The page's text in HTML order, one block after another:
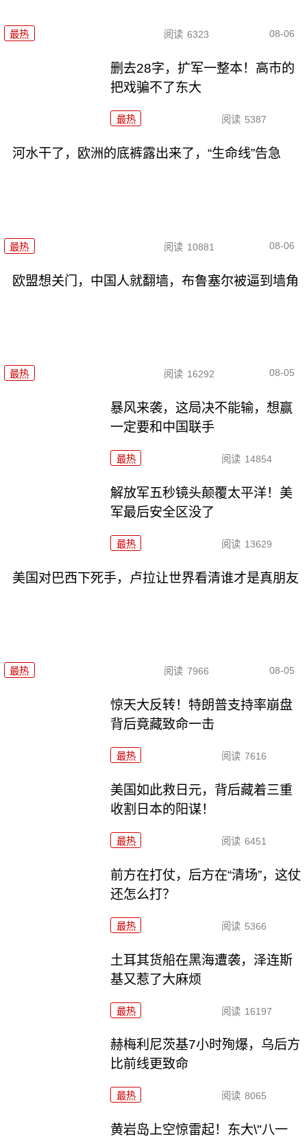
最热 阅读 6323 08-06
删去28字，扩军一整本！高市的
把戏骗不了东大
最热 阅读 5387
河水干了，欧洲的底裤露出来了，“生命线”告急
最热 阅读 10881 08-06
欧盟想关门，中国人就翻墙，布鲁塞尔被逼到墙角
最热 阅读 16292 08-05
暴风来袭，这局决不能输，想赢
一定要和中国联手
最热 阅读 14854
解放军五秒镜头颠覆太平洋！美
军最后安全区没了
最热 阅读 13629
美国对巴西下死手，卢拉让世界看清谁才是真朋友
最热 阅读 7966 08-05
惊天大反转！特朗普支持率崩盘
背后竟藏致命一击
最热 阅读 7616
美国如此救日元，背后藏着三重
收割日本的阳谋！
最热 阅读 6451
前方在打仗，后方在“清场”，这仗
还怎么打？
最热 阅读 5366
土耳其货船在黑海遭袭，泽连斯
基又惹了大麻烦
最热 阅读 16197
赫梅利尼茨基7小时殉爆，乌后方
比前线更致命
最热 阅读 8065
黄岩岛上空惊雷起！东大\"八一